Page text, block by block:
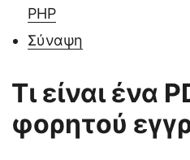
PHP
Σύναψη
Τι είναι ένα
φορητού